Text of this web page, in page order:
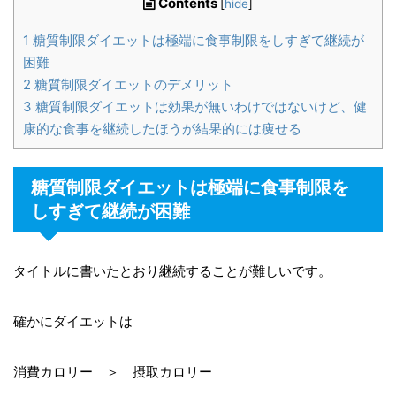
Contents hide
1 糖質制限ダイエットは極端に食事制限をしすぎて継続が
困難
2 糖質制限ダイエットのデメリット
3 糖質制限ダイエットは効果が無いわけではないけど、健
康的な食事を継続したほうが結果的には痩せる
糖質制限ダイエットは極端に食事制限を
しすぎて継続が困難
タイトルに書いたとおり継続することが難しいです。
確かにダイエットは
消費カロリー ＞ 摂取カロリー